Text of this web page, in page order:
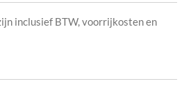
inclusief BTW, voorrijkosten en